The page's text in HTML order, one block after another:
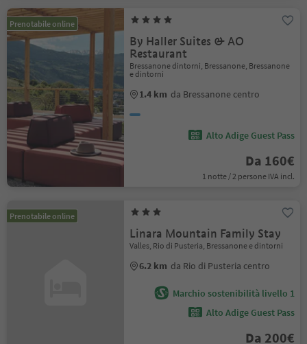
Prenotabile online
By Haller Suites & AO
Restaurant
Bressanone dintorni, Bressanone, Bressanone
e dintorni
1.4 km da Bressanone centro
Alto Adige Guest Pass
Da 160€
1 notte / 2 persone IVA incl.
Prenotabile online
Linara Mountain Family Stay
Valles, Rio di Pusteria, Bressanone e dintorni
6.2 km da Rio di Pusteria centro
Marchio sostenibilità livello 1
Alto Adige Guest Pass
Da 200€